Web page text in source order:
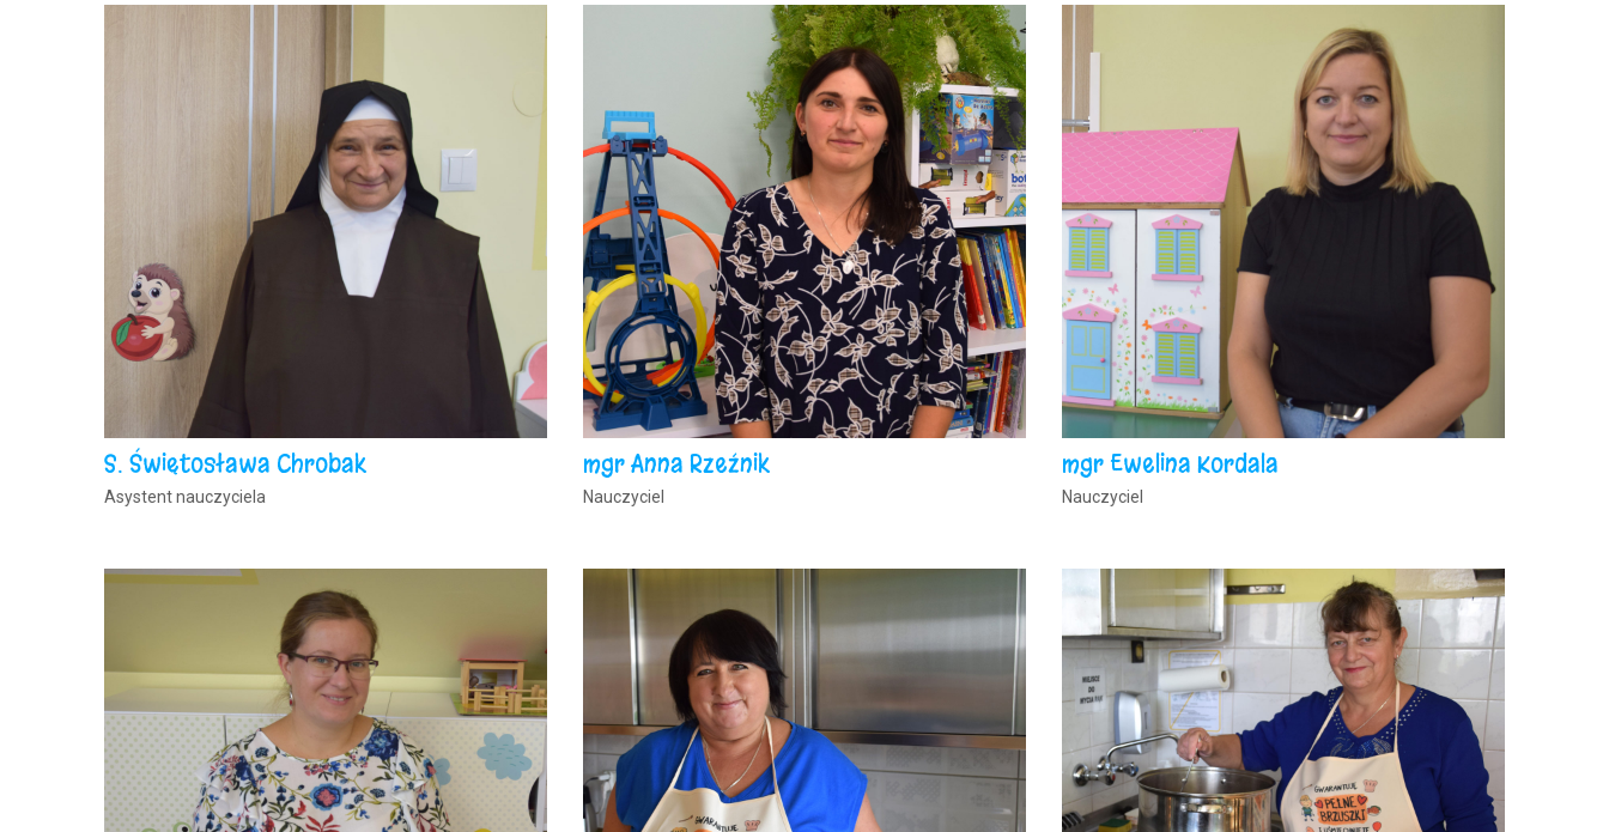
S. Świętosława Chrobak
Asystent nauczyciela
mgr Anna Rzeźnik
Nauczyciel
mgr Ewelina Kordala
Nauczyciel